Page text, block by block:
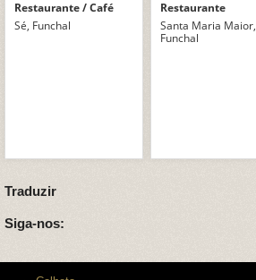
Restaurante / Café
Sé, Funchal
Restaurante
Santa Maria Maior,
Funchal
Traduzir
Siga-nos: